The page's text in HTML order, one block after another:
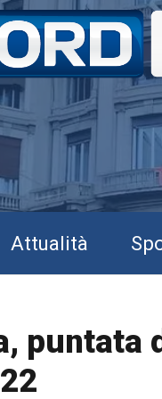
Attualità
puntata